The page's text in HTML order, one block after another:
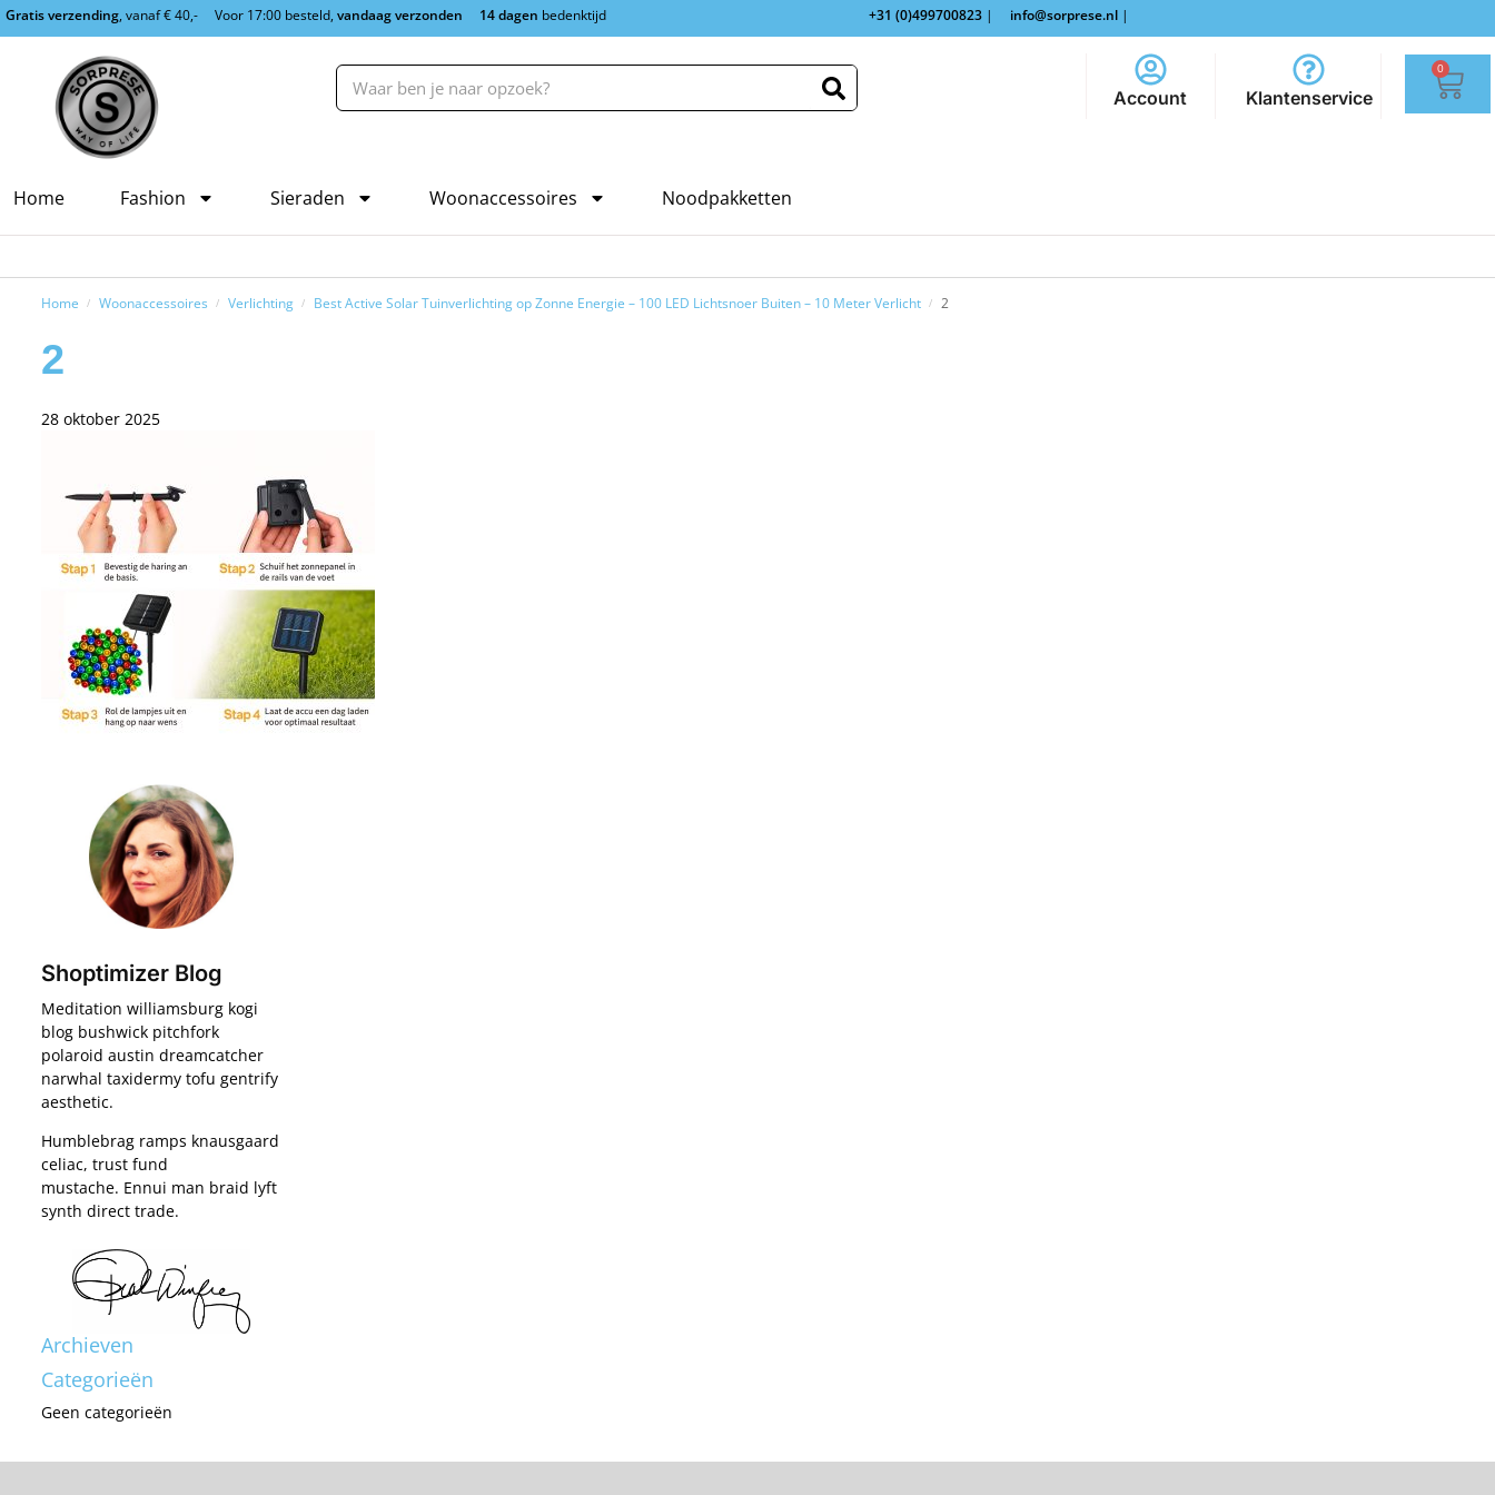
Gratis verzending, vanaf € 40,- Voor 17:00 besteld,vandaag verzonden 14 dagen bedenktijd +31 (0)499700823 | info@sorprese.nl |
Account Klantenservice
0
Home Fashion Sieraden Woonaccessoires Noodpakketten
Home / Woonaccessoires / Verlichting / Best Active Solar Tuinverlichting op Zonne Energie – 100 LED Lichtsnoer Buiten – 10 Meter Verlicht / 2
2
28 oktober 2025
Shoptimizer Blog
Meditation williamsburg kogi
blog bushwick pitchfork
polaroid austin dreamcatcher
narwhal taxidermy tofu gentrify
aesthetic.
Humblebrag ramps knausgaard
celiac, trust fund
mustache. Ennui man braid lyft
synth direct trade.
Archieven
Categorieën
Geen categorieën